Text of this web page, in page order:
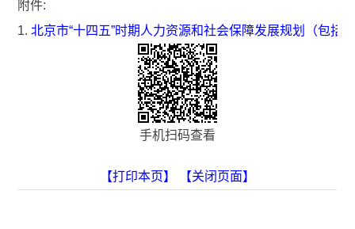
附件:
1.北京市“十四五”时期人力资源和社会保障发展规划（包括
手机扫码查看
【打印本页】 【关闭页面】